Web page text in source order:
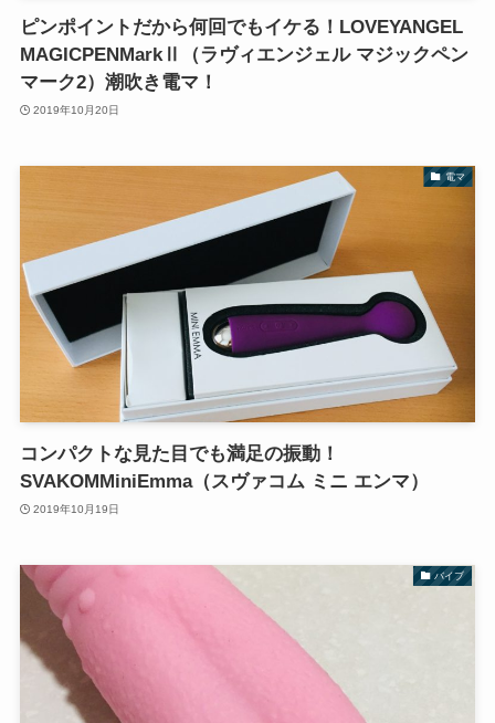
ピンポイントだから何回でもイケる！LOVEYANGEL
MAGICPENMarkⅡ（ラヴィエンジェル マジックペン
マーク2）潮吹き電マ！
2019年10月20日
電マ
コンパクトな見た目でも満足の振動！
SVAKOMMiniEmma（スヴァコム ミニ エンマ）
2019年10月19日
バイブ